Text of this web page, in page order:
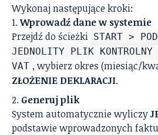
Wykonaj następujące kroki:
Wprowadź dane w systemie
Przejdź do ścieżki START >
JEDNOLITY PLIK
VAT , wybierz okres (miesiąc/
ZŁOŻENIE DEKLARACJI.
Generuj plik
System automatycznie wyliczy
podstawie wprowadzonych